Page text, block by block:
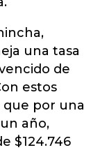
una tasa
de
estos
que por una
año,
$124.746